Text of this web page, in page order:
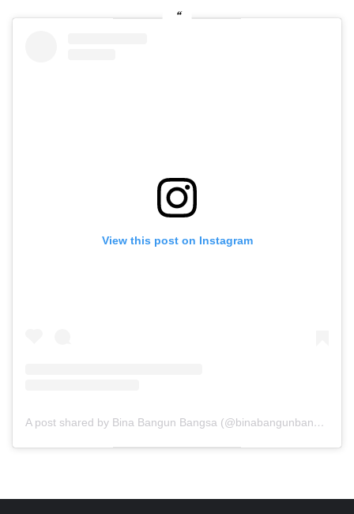
View this post on Instagram
A post shared by Bina Bangun Bangsa (@binabangunbangsa)